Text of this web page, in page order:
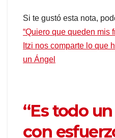
Si te gustó esta nota,
“Quiero que queden mis
Itzi nos comparte lo que
un Ángel
“Es todo
con